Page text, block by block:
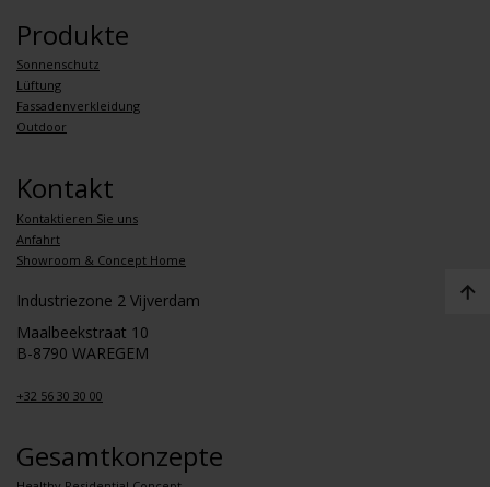
Produkte
Sonnenschutz
Lüftung
Fassadenverkleidung
Outdoor
Kontakt
Kontaktieren Sie uns
Anfahrt
Showroom & Concept Home
Industriezone 2 Vijverdam
Maalbeekstraat 10
B-8790 WAREGEM
+32 56 30 30 00
Gesamtkonzepte